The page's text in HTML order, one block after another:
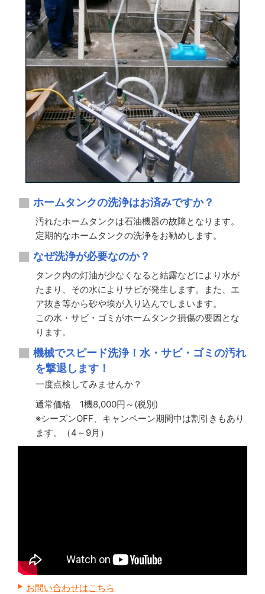
ホームタンクの洗浄はお済みですか？
汚れたホームタンクは石油機器の故障となります。
定期的なホームタンクの洗浄をお勧めします。
なぜ洗浄が必要なのか？
タンク内の灯油が少なくなると結露などにより水が
たまり、その水によりサビが発生します。また、エ
ア抜き等から砂や埃が入り込んでしまいます。
この水・サビ・ゴミがホームタンク損傷の要因とな
ります。
機械でスピード洗浄！水・サビ・ゴミの汚れ
を撃退します！
一度点検してみませんか？
通常価格 1機8,000円～(税別)
※シーズンOFF、キャンペーン期間中は割引きもあり
ます。（4～9月）
お問い合わせはこちら